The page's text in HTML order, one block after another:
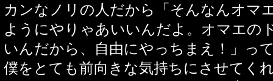
カンなノリの人だから「そんなんオマ
ようにやりゃあいいんだよ。オマエの
いんだから、自由にやっちまえ！」っ
僕をとても前向きな気持ちにさせてく